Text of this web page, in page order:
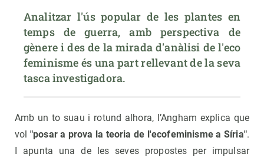
Analitzar l'ús popular de les plantes en
temps de guerra, amb perspectiva de
gènere i des de la mirada d'anàlisi de l'eco
feminisme és una part rellevant de la seva
tasca investigadora.
Amb un to suau i rotund alhora, l’Angham explica que
vol "posar a prova la teoria de l'ecofeminisme a Síria".
I apunta una de les seves propostes per impulsar